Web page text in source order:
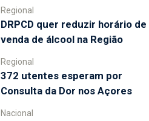
Regional
DRPCD quer reduzir horário de
venda de álcool na Região
Regional
372 utentes esperam por
Consulta da Dor nos Açores
Nacional